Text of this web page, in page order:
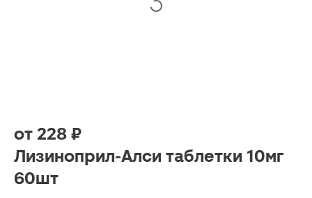
от 228 ₽
Лизиноприл-Алси таблетки 10мг
60шт